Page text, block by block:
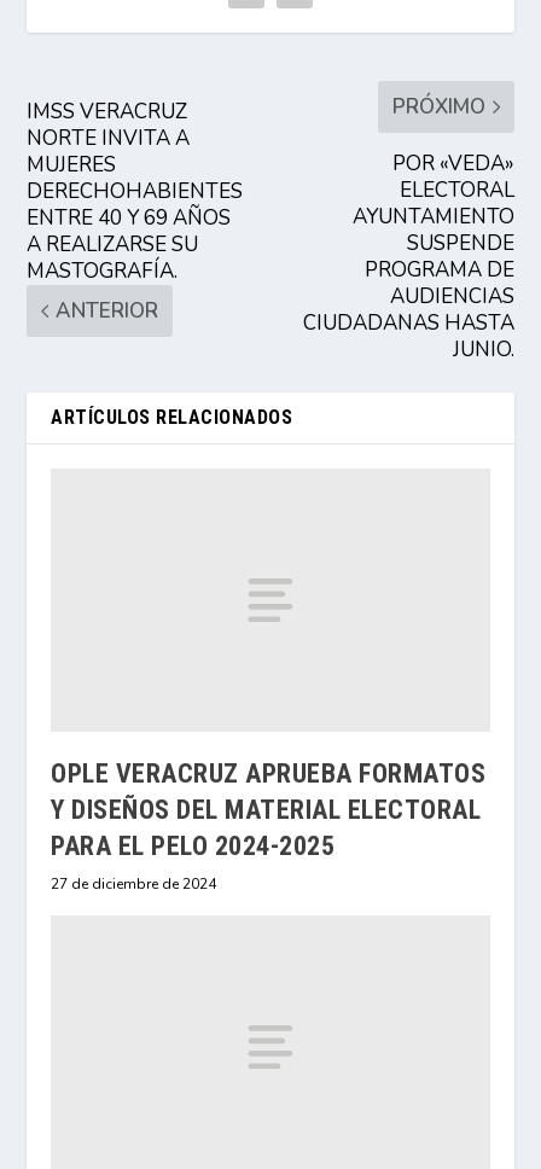
IMSS VERACRUZ
NORTE INVITA A
MUJERES
DERECHOHABIENTES
ENTRE 40 Y 69 AÑOS
A REALIZARSE SU
MASTOGRAFÍA.
ANTERIOR
PRÓXIMO
POR «VEDA»
ELECTORAL
AYUNTAMIENTO
SUSPENDE
PROGRAMA DE
AUDIENCIAS
CIUDADANAS HASTA
JUNIO.
ARTÍCULOS RELACIONADOS
OPLE VERACRUZ APRUEBA FORMATOS
Y DISEÑOS DEL MATERIAL ELECTORAL
PARA EL PELO 2024-2025
27 de diciembre de 2024